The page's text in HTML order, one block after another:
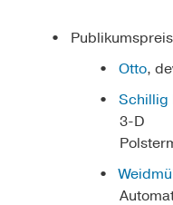
Publikumspreis
Otto,
Schillig
3-D